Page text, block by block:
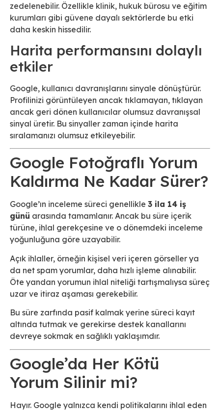
zedelenebilir. Özellikle klinik, hukuk bürosu ve eğitim
kurumları gibi güvene dayalı sektörlerde bu etki
daha keskin hissedilir.
Harita performansını dolaylı
etkiler
Google, kullanıcı davranışlarını sinyale dönüştürür.
Profilinizi görüntüleyen ancak tıklamayan, tıklayan
ancak geri dönen kullanıcılar olumsuz davranışsal
sinyal üretir. Bu sinyaller zaman içinde harita
sıralamanızı olumsuz etkileyebilir.
Google Fotoğraflı Yorum
Kaldırma Ne Kadar Sürer?
Google’ın inceleme süreci genellikle 3 ila 14 iş
günü arasında tamamlanır. Ancak bu süre içerik
türüne, ihlal gerekçesine ve o dönemdeki inceleme
yoğunluğuna göre uzayabilir.
Açık ihlaller, örneğin kişisel veri içeren görseller ya
da net spam yorumlar, daha hızlı işleme alınabilir.
Öte yandan yorumun ihlal niteliği tartışmalıysa süreç
uzar ve itiraz aşaması gerekebilir.
Bu süre zarfında pasif kalmak yerine süreci kayıt
altında tutmak ve gerekirse destek kanallarını
devreye sokmak en sağlıklı yaklaşımdır.
Google’da Her Kötü
Yorum Silinir mi?
Hayır. Google yalnızca kendi politikalarını ihlal eden